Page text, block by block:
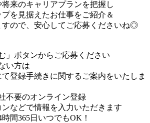
来のキャリアプランを把握し
を見据えたお仕事をご紹介＆
すので、安心してご応募くださいね◎
」ボタンからご応募ください
い方は
登録手続きに関するご案内をいたしま
不要のオンライン登録
などで情報を入力いただきます
間365日いつでもOK！